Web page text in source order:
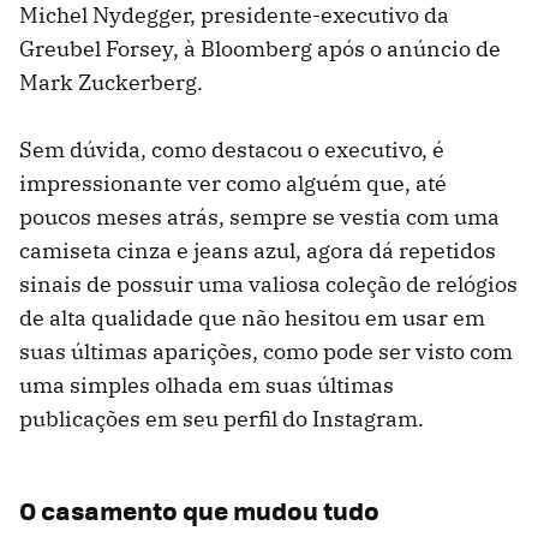
Michel Nydegger, presidente-executivo da
Greubel Forsey, à Bloomberg após o anúncio de
Mark Zuckerberg.
Sem dúvida, como destacou o executivo, é
impressionante ver como alguém que, até
poucos meses atrás, sempre se vestia com uma
camiseta cinza e jeans azul, agora dá repetidos
sinais de possuir uma valiosa coleção de relógios
de alta qualidade que não hesitou em usar em
suas últimas aparições, como pode ser visto com
uma simples olhada em suas últimas
publicações em seu perfil do Instagram.
O casamento que mudou tudo